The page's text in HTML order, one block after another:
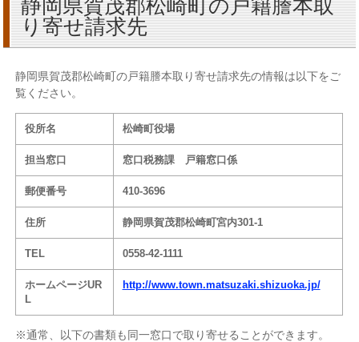
静岡県賀茂郡松崎町の戸籍謄本取
り寄せ請求先
静岡県賀茂郡松崎町の戸籍謄本取り寄せ請求先の情報は以下をご
覧ください。
役所名 松崎町役場
担当窓口 窓口税務課 戸籍窓口係
郵便番号 410-3696
住所 静岡県賀茂郡松崎町宮内301-1
TEL 0558-42-1111
ホームページUR
L
http://www.town.matsuzaki.shizuoka.jp/
※通常、以下の書類も同一窓口で取り寄せることができます。